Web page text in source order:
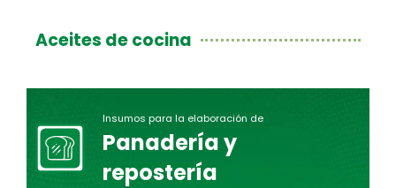
Aceites de cocina
Insumos para la elaboración de
Panadería y
repostería